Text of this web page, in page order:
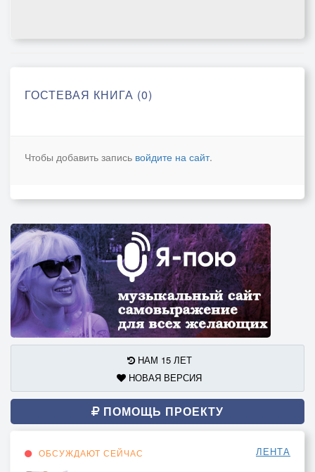
ГОСТЕВАЯ КНИГА (0)
Чтобы добавить запись войдите на сайт.
НАМ 15 ЛЕТ
НОВАЯ ВЕРСИЯ
ПОМОЩЬ ПРОЕКТУ
ОБСУЖДАЮТ СЕЙЧАС ЛЕНТА